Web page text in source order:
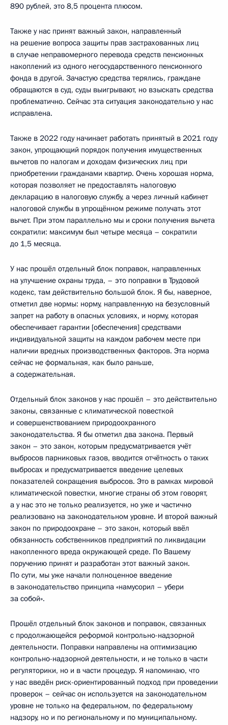
890 рублей, это 8,5 процента плюсом.
Также у нас принят важный закон, направленный
на решение вопроса защиты прав застрахованных лиц
в случае неправомерного перевода средств пенсионных
накоплений из одного негосударственного пенсионного
фонда в другой. Зачастую средства терялись, граждане
обращаются в суд, суды выигрывают, но взыскать средства
проблематично. Сейчас эта ситуация законодательно у нас
исправлена.
Также в 2022 году начинает работать принятый в 2021 году
закон, упрощающий порядок получения имущественных
вычетов по налогам и доходам физических лиц при
приобретении гражданами квартир. Очень хорошая норма,
которая позволяет не предоставлять налоговую
декларацию в налоговую службу, а через личный кабинет
налоговой службы в упрощённом режиме получать этот
вычет. При этом параллельно мы и сроки получения вычета
сократили: максимум был четыре месяца – сократили
до 1,5 месяца.
У нас прошёл отдельный блок поправок, направленных
на улучшение охраны труда, – это поправки в Трудовой
кодекс, там действительно большой блок. Я бы, наверное,
отметил две нормы: норму, направленную на безусловный
запрет на работу в опасных условиях, и норму, которая
обеспечивает гарантии [обеспечения] средствами
индивидуальной защиты на каждом рабочем месте при
наличии вредных производственных факторов. Эта норма
сейчас не формальная, как было раньше,
а содержательная.
Отдельный блок законов у нас прошёл – это действительно
законы, связанные с климатической повесткой
и совершенствованием природоохранного
законодательства. Я бы отметил два закона. Первый
закон – это закон, которым предусматривается учёт
выбросов парниковых газов, вводится отчётность о таких
выбросах и предусматривается введение целевых
показателей сокращения выбросов. Это в рамках мировой
климатической повестки, многие страны об этом говорят,
а у нас это не только реализуется, но уже и частично
реализовано на законодательном уровне. И второй важный
закон по природоохране – это закон, который ввёл
обязанность собственников предприятий по ликвидации
накопленного вреда окружающей среде. По Вашему
поручению принят и разработан этот важный закон.
По сути, мы уже начали полноценное введение
в законодательство принципа «намусорил – убери
за собой».
Прошёл отдельный блок законов и поправок, связанных
с продолжающейся реформой контрольно-надзорной
деятельности. Поправки направлены на оптимизацию
контрольно-надзорной деятельности, и не только в части
регуляторики, но и в части процедур. Я напоминаю, что
у нас введён риск-ориентированный подход при проведении
проверок – сейчас он используется на законодательном
уровне не только на федеральном, по федеральному
надзору, но и по региональному и по муниципальному.